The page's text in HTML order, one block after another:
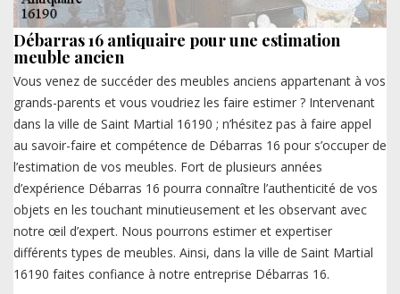
Débarras 16 antiquaire pour une estimation
meuble ancien
Vous venez de succéder des meubles anciens appartenant à vos
grands-parents et vous voudriez les faire estimer ? Intervenant
dans la ville de Saint Martial 16190 ; n’hésitez pas à faire appel
au savoir-faire et compétence de Débarras 16 pour s’occuper de
l’estimation de vos meubles. Fort de plusieurs années
d’expérience Débarras 16 pourra connaître l’authenticité de vos
objets en les touchant minutieusement et les observant avec
notre œil d’expert. Nous pourrons estimer et expertiser
différents types de meubles. Ainsi, dans la ville de Saint Martial
16190 faites confiance à notre entreprise Débarras 16.